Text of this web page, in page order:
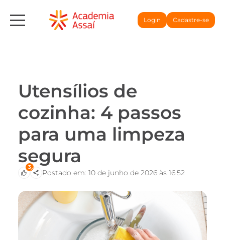
Login Cadastre-se
Utensílios de
cozinha: 4 passos
para uma limpeza
segura
3
Postado em: 10 de junho de 2026 às 16:52